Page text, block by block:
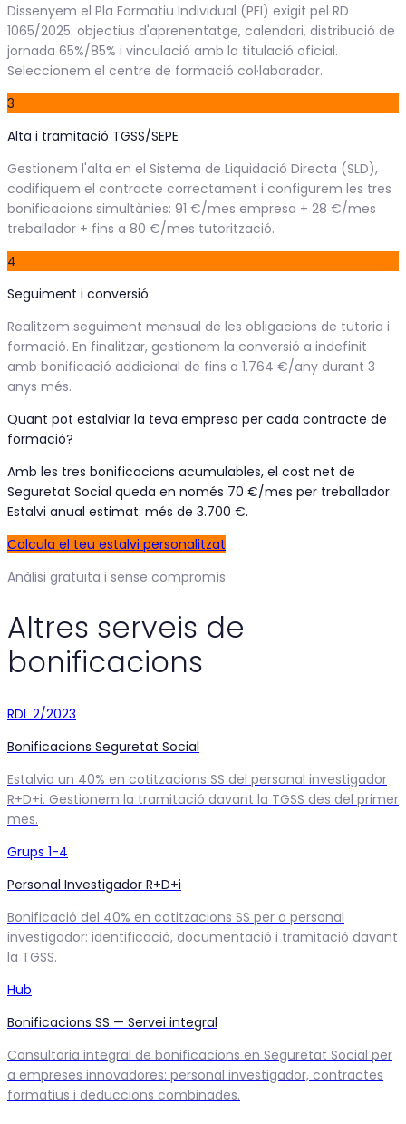
Dissenyem el Pla Formatiu Individual (PFI) exigit pel RD
1065/2025: objectius d'aprenentatge, calendari, distribució de
jornada 65%/85% i vinculació amb la titulació oficial.
Seleccionem el centre de formació col·laborador.
3
Alta i tramitació TGSS/SEPE
Gestionem l'alta en el Sistema de Liquidació Directa (SLD),
codifiquem el contracte correctament i configurem les tres
bonificacions simultànies: 91 €/mes empresa + 28 €/mes
treballador + fins a 80 €/mes tutorització.
4
Seguiment i conversió
Realitzem seguiment mensual de les obligacions de tutoria i
formació. En finalitzar, gestionem la conversió a indefinit
amb bonificació addicional de fins a 1.764 €/any durant 3
anys més.
Quant pot estalviar la teva empresa per cada contracte de
formació?
Amb les tres bonificacions acumulables, el cost net de
Seguretat Social queda en només 70 €/mes per treballador.
Estalvi anual estimat: més de 3.700 €.
Calcula el teu estalvi personalitzat
Anàlisi gratuïta i sense compromís
Altres serveis de
bonificacions
RDL 2/2023
Bonificacions Seguretat Social
Estalvia un 40% en cotitzacions SS del personal investigador
R+D+i. Gestionem la tramitació davant la TGSS des del primer
mes.
Grups 1-4
Personal Investigador R+D+i
Bonificació del 40% en cotitzacions SS per a personal
investigador: identificació, documentació i tramitació davant
la TGSS.
Hub
Bonificacions SS — Servei integral
Consultoria integral de bonificacions en Seguretat Social per
a empreses innovadores: personal investigador, contractes
formatius i deduccions combinades.